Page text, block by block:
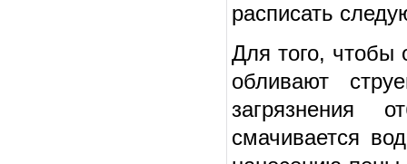
расписать
Для того, чтобы
обливают
загрязнения
смачивается